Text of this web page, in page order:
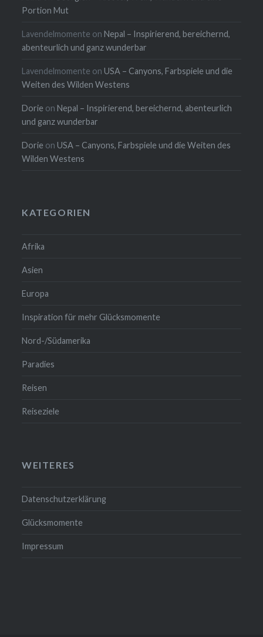
Portion Mut
Lavendelmomente onNepal – Inspirierend, bereichernd,
abenteurlich und ganz wunderbar
Lavendelmomente onUSA – Canyons, Farbspiele und die
Weiten des Wilden Westens
Dorie onNepal – Inspirierend, bereichernd, abenteurlich
und ganz wunderbar
Dorie onUSA – Canyons, Farbspiele und die Weiten des
Wilden Westens
KATEGORIEN
Afrika
Asien
Europa
Inspiration für mehr Glücksmomente
Nord-/Südamerika
Paradies
Reisen
Reiseziele
WEITERES
Datenschutzerklärung
Glücksmomente
Impressum